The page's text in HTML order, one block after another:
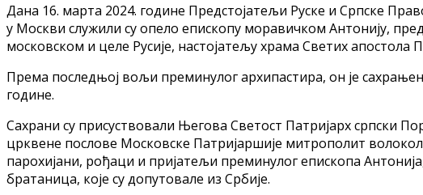
Дана 16. марта 2024. године Предстојатељи Руске и Српске
у Москви служили су опело епископу моравичком Антонију,
московском и целе Русије, настојатељу храма Светих
Према последњој вољи преминулог архипастира, он је
године.
Сахрани су присуствовали Његова Светост Патријарх српски
црквене послове Московске Патријаршије митрополит
парохијани, рођаци и пријатељи преминулог епископа
братаница, које су допутовале из Србије.